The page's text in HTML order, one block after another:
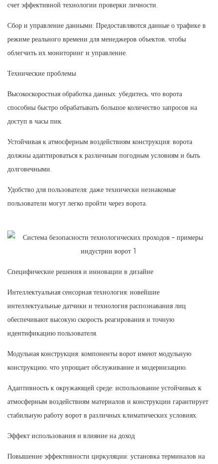
счет эффективной технологии проверки личности.
Сбор и управление данными: Предоставляются данные о трафике в
режиме реального времени для менеджеров объектов, чтобы
облегчить их мониторинг и управление.
Технические проблемы
Высокоскоростная обработка данных: убедитесь, что ворота
способны быстро обрабатывать большое количество запросов на
доступ в часы пик.
Устойчивая к атмосферным воздействиям конструкция: ворота
должны адаптироваться к различным погодным условиям и быть
долговечными.
Удобство для пользователя: даже технически незнакомые
пользователи могут легко пройти через ворота.
Специфические решения и инновации в дизайне
Интеллектуальная сенсорная технология: новейшие
интеллектуальные датчики и технология распознавания лиц
обеспечивают высокую скорость реагирования и точную
идентификацию пользователя.
Модульная конструкция: компоненты ворот имеют модульную
конструкцию, что упрощает обслуживание и модернизацию.
Адаптивность к окружающей среде: использование устойчивых к
атмосферным воздействиям материалов и конструкции гарантирует
стабильную работу ворот в различных климатических условиях.
Эффект использования и влияние на доход
Повышение эффективности циркуляции: установка терминалов на